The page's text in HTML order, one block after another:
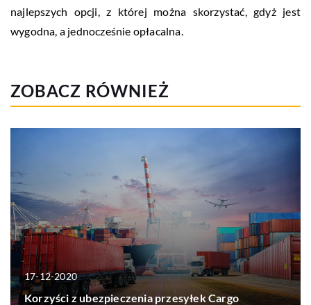
najlepszych opcji, z której można skorzystać, gdyż jest
wygodna, a jednocześnie opłacalna.
ZOBACZ RÓWNIEŻ
17-12-2020
Korzyści z ubezpieczenia przesyłek Cargo